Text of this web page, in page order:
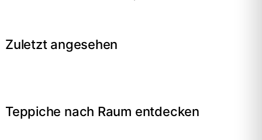
Zuletzt angesehen
Teppiche nach Raum entdecken
Wohnzimmer